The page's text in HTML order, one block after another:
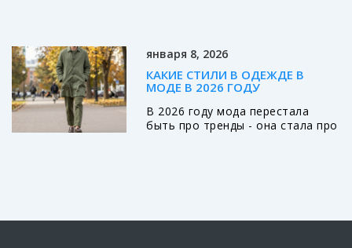
примеры удачных сочетаний.
переохлаждения и перегрева.
января 8, 2026
КАКИЕ СТИЛИ В ОДЕЖДЕ В
МОДЕ В 2026 ГОДУ
В 2026 году мода перестала
быть про тренды - она стала про